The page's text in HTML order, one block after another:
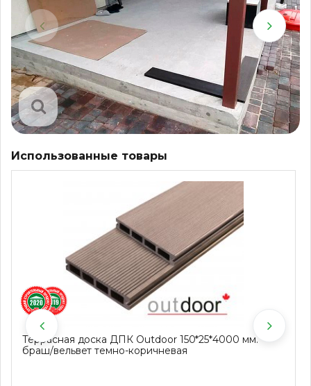
Использованные товары
Террасная доска ДПК Outdoor 150*25*4000 мм.
браш/вельвет темно-коричневая